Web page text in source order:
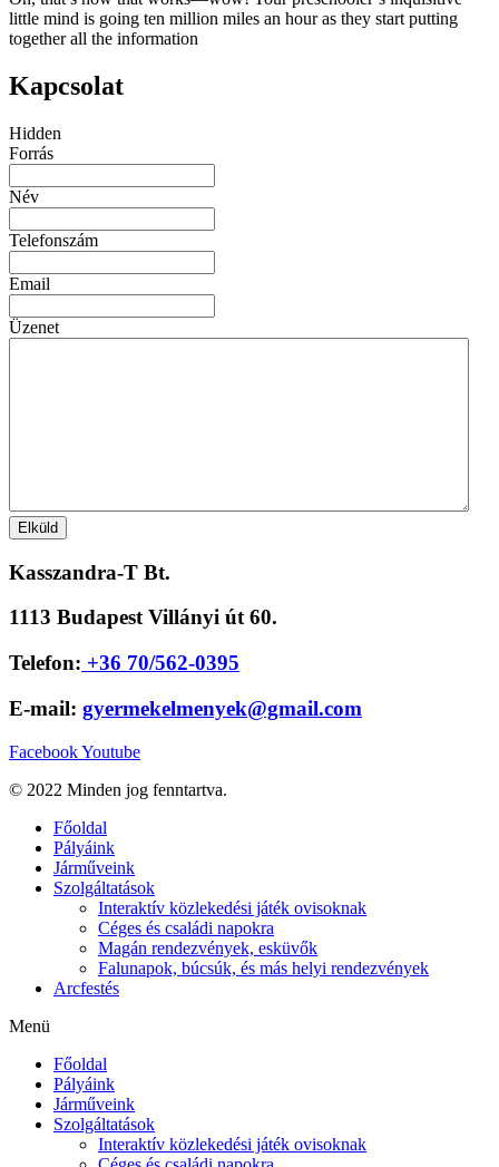
little mind is going ten million miles an hour as they start putting
together all the information
Kapcsolat
Hidden
Forrás
Név
Telefonszám
Email
Üzenet
Kasszandra-T Bt.
1113 Budapest Villányi út 60.
Telefon: +36 70/562-0395
E-mail: gyermekelmenyek@gmail.com
FacebookYoutube
© 2022 Minden jog fenntartva.
Főoldal
Pályáink
Járműveink
Szolgáltatások
Interaktív közlekedési játék ovisoknak
Céges és családi napokra
Magán rendezvények, esküvők
Falunapok, búcsúk, és más helyi rendezvények
Arcfestés
Menü
Főoldal
Pályáink
Járműveink
Szolgáltatások
Interaktív közlekedési játék ovisoknak